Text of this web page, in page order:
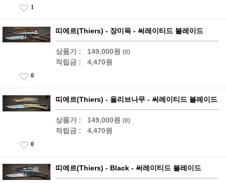
1
띠에르(Thiers) - 장미목 - 써레이티드 블레이드
상품가 : 149,000원 (0)
적립금 : 4,470원
0
띠에르(Thiers) - 올리브나무 - 써레이티드 블레이드
상품가 : 149,000원 (0)
적립금 : 4,470원
0
띠에르(Thiers) - Black - 써레이티드 블레이드